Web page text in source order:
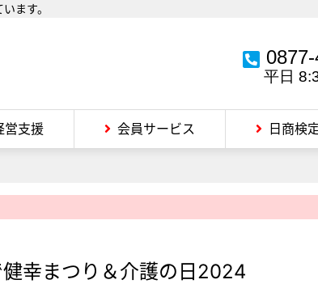
ます。
平日
営支援 会員サービス 日商検
健幸まつり＆介護の日2024